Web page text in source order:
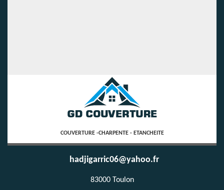
COUVERTURE -CHARPENTE - ETANCHEITE
hadjigarric06@yahoo.fr
83000 Toulon